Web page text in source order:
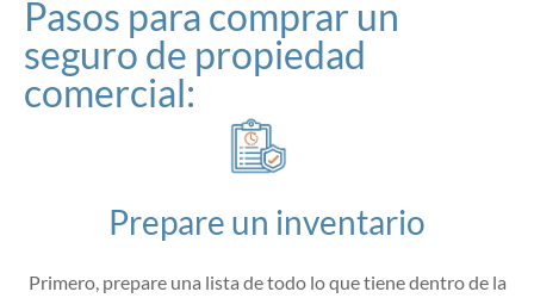
Pasos para comprar un
seguro de propiedad
comercial:
Prepare un inventario
Primero, prepare una lista de todo lo que tiene dentro de la